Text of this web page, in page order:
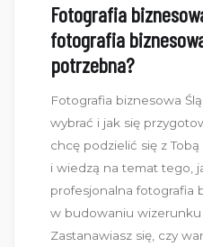
Fotografia
fotografia
potrzebna?
Fotografia biznesowa
wybrać i jak się
chcę podzielić się z
i wiedzą na temat tego,
profesjonalna fotografia
w budowaniu wizerunku
Zastanawiasz się, czy